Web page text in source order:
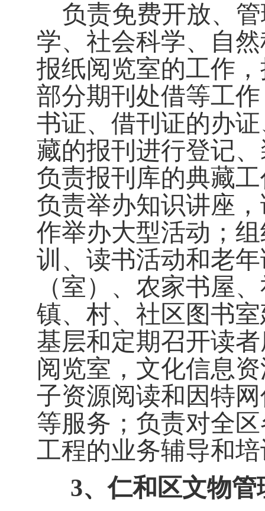
负责免费开放、
学、社会科学、自
报纸阅览室的工作
部分期刊处借等工
书证、借刊证的办
藏的报刊进行登记
负责报刊库的典藏
负责举办知识讲座
作举办大型活动；
训、读书活动和老
（室）、农家书屋
镇、村、社区图书
基层和定期召开读
阅览室，文化信息
子资源阅读和因特
等服务；负责对全
工程的业务辅导和
3、仁和区文物